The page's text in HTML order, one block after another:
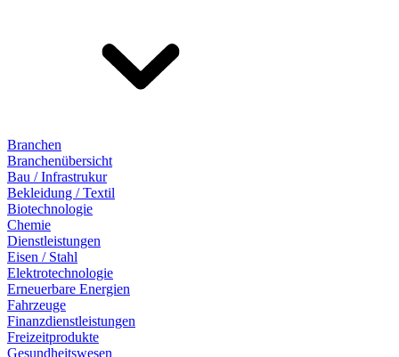
Branchen
Branchenübersicht
Bau / Infrastrukur
Bekleidung / Textil
Biotechnologie
Chemie
Dienstleistungen
Eisen / Stahl
Elektrotechnologie
Erneuerbare Energien
Fahrzeuge
Finanzdienstleistungen
Freizeitprodukte
Gesundheitswesen